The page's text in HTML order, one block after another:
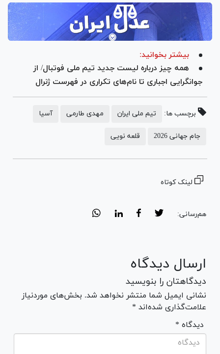
بیشتر بخوانید:
همه چیز درباره لیست جدید تیم ملی فوتبال/ از
جوانگرایی اجباری تا نام‌های تکراری در فهرست ژنرال
برچسب ها: تیم ملی ایران مهدی طارمی آسیا
جام جهانی 2026 قلعه نویی
لینک کوتاه
هم‌رسانی:
ارسال دیدگاه
دیدگاهتان را بنویسید
نشانی ایمیل شما منتشر نخواهد شد. بخش‌های موردنیاز
علامت‌گذاری شده‌اند *
* دیدگاه